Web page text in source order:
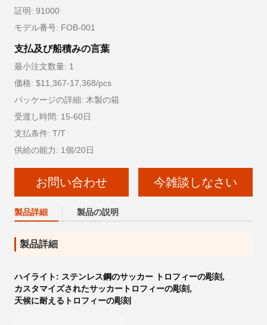
証明: 91000
モデル番号: FOB-001
支払及び船積みの言葉
最小注文数量: 1
価格: $11,367-17,368/pcs
パッケージの詳細: 木製の箱
受渡し時間: 15-60日
支払条件: T/T
供給の能力: 1個/20日
お問い合わせ 今雑談しなさい
製品詳細 製品の説明
製品詳細
ハイライト: ステンレス鋼のサッカー トロフィーの彫刻 ,
カスタマイズされたサッカートロフィーの彫刻 ,
天候に耐えるトロフィーの彫刻